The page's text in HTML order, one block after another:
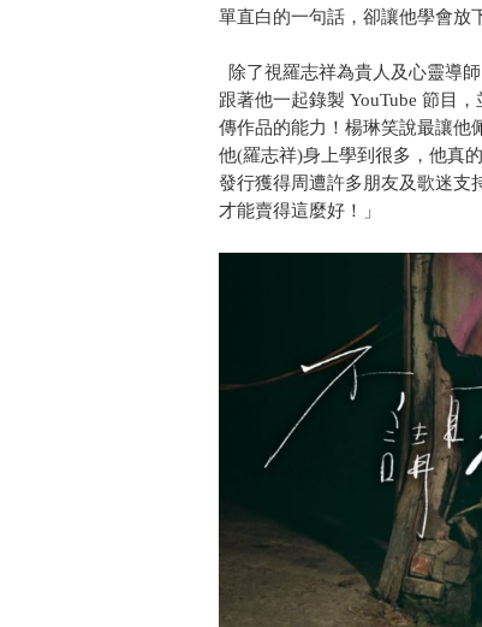
單直白的一句話，卻讓他學會放
除了視羅志祥為貴人及心靈導
跟著他一起錄製 YouTube 節目
傳作品的能力！楊琳笑說最讓他
他(羅志祥)身上學到很多，他真
發行獲得周遭許多朋友及歌迷支
才能賣得這麼好！」